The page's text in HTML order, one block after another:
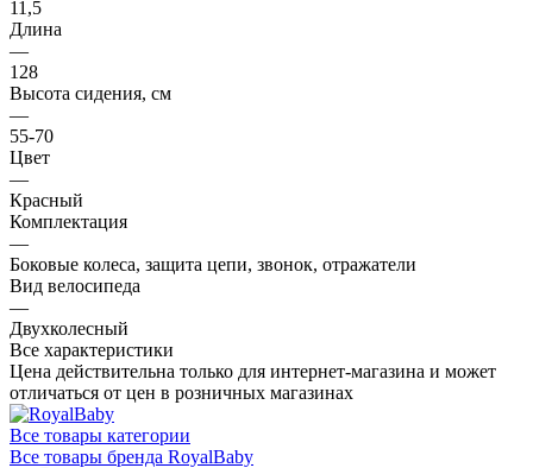
11,5
Длина
—
128
Высота сидения, см
—
55-70
Цвет
—
Красный
Комплектация
—
Боковые колеса, защита цепи, звонок, отражатели
Вид велосипеда
—
Двухколесный
Все характеристики
Цена действительна только для интернет-магазина и может
отличаться от цен в розничных магазинах
Все товары категории
Все товары бренда RoyalBaby